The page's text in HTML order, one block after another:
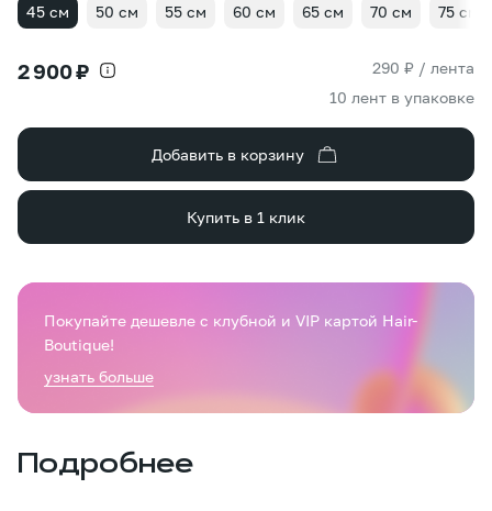
45 см 50 см 55 см 60 см 65 см 70 см 75 см
2 900 ₽
290 ₽ / лента
10 лент в упаковке
Добавить в корзину
Купить в 1 клик
Подробнее
Покупайте дешевле с клубной и VIP картой Hair-
Boutique!
узнать больше